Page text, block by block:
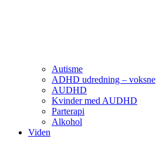
Autisme
ADHD udredning – voksne
AUDHD
Kvinder med AUDHD
Parterapi
Alkohol
Viden